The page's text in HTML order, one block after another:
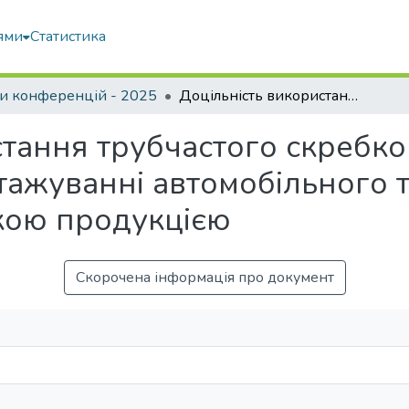
Статистика
конференцій - 2025 Доцільність використання трубчастого скребкового ланцюгового конвеєра при завантажуванні автомобільного транспорту сільськогосподарською продукцією
трубчастого
автомобільного
продукцією
Скорочена інформація про документ